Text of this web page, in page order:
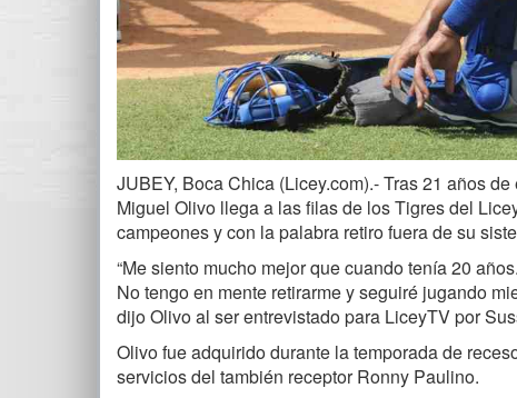
JUBEY, Boca Chica (Licey.com).- Tras 21 años
Miguel Olivo llega a las filas de los Tigres del
campeones y con la palabra retiro fuera de su
“Me siento mucho mejor que cuando tenía 20
No tengo en mente retirarme y seguiré jugando
dijo Olivo al ser entrevistado para LiceyTV por
Olivo fue adquirido durante la temporada de
servicios del también receptor Ronny Paulino.